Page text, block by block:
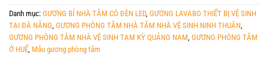
Danh mục: GƯƠNG BỈ NHÀ TẮM CÓ ĐÈN LED, GƯƠNG LAVABO THIẾT BỊ VỆ SINH
TẠI ĐÀ NẴNG, GƯƠNG PHÒNG TẮM NHÀ TẮM NHÀ VỆ SINH NINH THUẬN,
GƯƠNG PHÒNG TẮM NHÀ VỆ SINH TAM KỲ QUẢNG NAM, GƯƠNG PHÒNG TẮM
Ở HUẾ, Mẫu gương phòng tắm